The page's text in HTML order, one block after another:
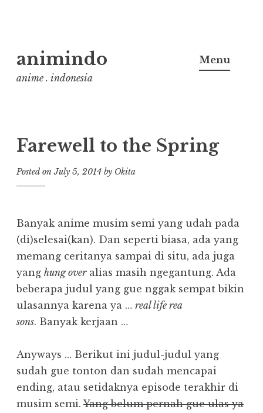
to
content
animindo
anime . indonesia
Menu
Farewell to the Spring
Posted onJuly 5, 2014 by Okita
Banyak anime musim semi yang udah pada
(di)selesai(kan). Dan seperti biasa, ada yang
memang ceritanya sampai di situ, ada juga
yang hung overalias masih ngegantung. Ada
beberapa judul yang gue nggak sempat bikin
ulasannya karena ya … real life rea
sons. Banyak kerjaan …
Anyways … Berikut ini judul-judul yang
sudah gue tonton dan sudah mencapai
ending, atau setidaknya episode terakhir di
musim semi. Yang belum pernah gue ulas ya